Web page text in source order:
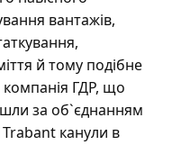
вантажів,
й тому подібне
ГДР, що
за об`єднанням
канули в